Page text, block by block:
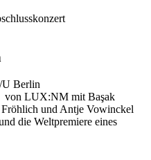
U Berlin
von LUX:NM mit Başak
und Antje Vowinckel
die Weltpremiere eines